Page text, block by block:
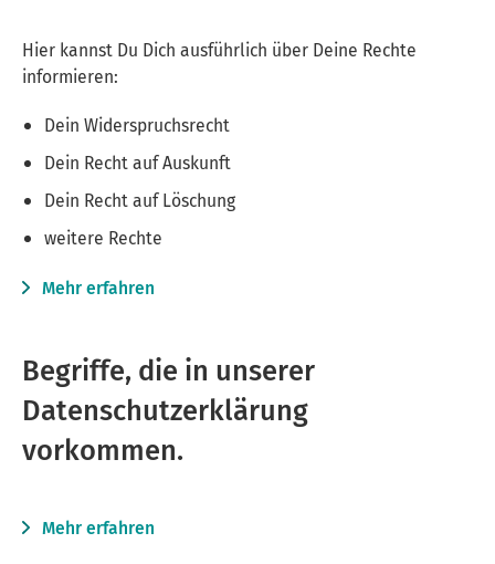
Hier kannst Du Dich ausführlich über Deine Rechte
informieren:
Dein Widerspruchsrecht
Dein Recht auf Auskunft
Dein Recht auf Löschung
weitere Rechte
Mehr erfahren
Begriffe, die in unserer
Datenschutzerklärung
vorkommen.
Mehr erfahren